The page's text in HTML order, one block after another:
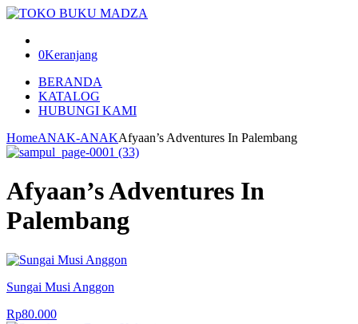
0Keranjang
BERANDA
KATALOG
HUBUNGI KAMI
HomeANAK-ANAKAfyaan’s Adventures In Palembang
Afyaan’s Adventures In
Palembang
Sungai Musi Anggon
Rp80.000